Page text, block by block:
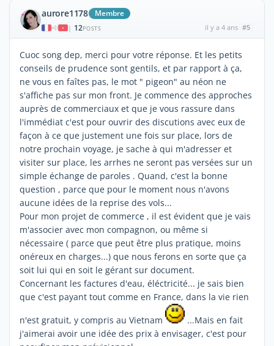
aurore1178 Membre
| 12POSTS il y a 4 ans #5
Cuoc song dep, merci pour votre réponse. Et les petits
conseils de prudence sont gentils, et par rapport à ça,
ne vous en faîtes pas, le mot " pigeon" au néon ne
s'affiche pas sur mon front. Je commence des approches
auprès de commerciaux et que je vous rassure dans
l'immédiat c'est pour ouvrir des discutions avec eux de
façon à ce que justement une fois sur place, lors de
notre prochain voyage, je sache à qui m'adresser et
visiter sur place, les arrhes ne seront pas versées sur un
simple échange de paroles . Quand, c'est la bonne
question , parce que pour le moment nous n'avons
aucune idées de la reprise des vols...
Pour mon projet de commerce , il est évident que je vais
m'associer avec mon compagnon, ou même si
nécessaire ( parce que peut être plus pratique, moins
onéreux en charges...) que nous ferons en sorte que ça
soit lui qui en soit le gérant sur document.
Concernant les factures d'eau, éléctricité... je sais bien
que c'est payant tout comme en France, dans la vie rien
n'est gratuit, y compris au Vietnam
...Mais en fait
j'aimerai avoir une idée des prix à envisager, c'est pour